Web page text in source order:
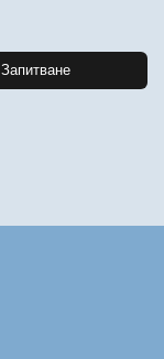
Запитване